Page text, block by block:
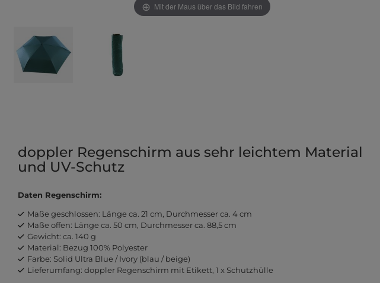
Mit der Maus über das Bild fahren
doppler Regenschirm aus sehr leichtem Material
und UV-Schutz
Daten Regenschirm:
Maße geschlossen: Länge ca. 21 cm, Durchmesser ca. 4 cm
Maße offen: Länge ca. 50 cm, Durchmesser ca. 88,5 cm
Gewicht: ca. 140 g
Material: Bezug 100% Polyester
Farbe: Solid Ultra Blue / Ivory (blau / beige)
Lieferumfang: doppler Regenschirm mit Etikett, 1 x Schutzhülle